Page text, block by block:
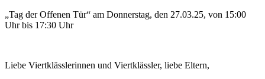
„Tag der Offenen Tür“ am Donnerstag, den 27.03.25, von 15:00
Uhr bis 17:30 Uhr
Liebe Viertklässlerinnen und Viertklässler, liebe Eltern,